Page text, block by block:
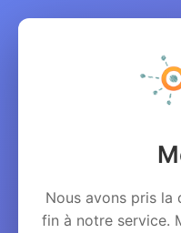
Nous avons pris
fin à notre service.